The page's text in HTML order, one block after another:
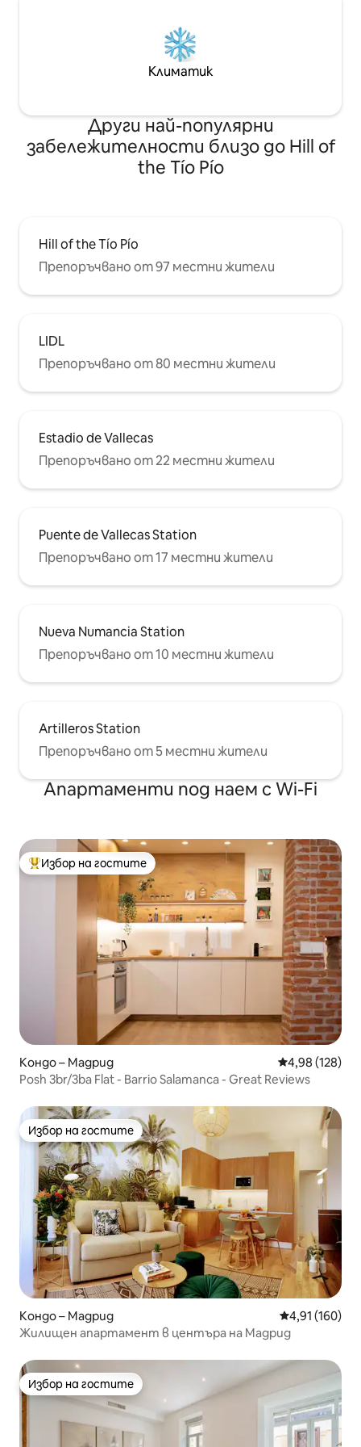
Климатик
Други най-популярни
забележителности близо до Hill of
the Tío Pío
Hill of the Tío Pío
Препоръчвано от 97 местни жители
LIDL
Препоръчвано от 80 местни жители
Estadio de Vallecas
Препоръчвано от 22 местни жители
Puente de Vallecas Station
Препоръчвано от 17 местни жители
Nueva Numancia Station
Препоръчвано от 10 местни жители
Artilleros Station
Препоръчвано от 5 местни жители
Апартаменти под наем с Wi-Fi
Най-популярен избор на гостите
Избор на гостите
Кондо – Мадрид Средна
4,98 (128)
Posh 3br/3ba Flat - Barrio Salamanca - Great Reviews
Избор на гостите
Избор на гостите
Кондо – Мадрид Средна
4,91 (160)
Жилищен апартамент в центъра на Мадрид
Избор на гостите
Избор на гостите